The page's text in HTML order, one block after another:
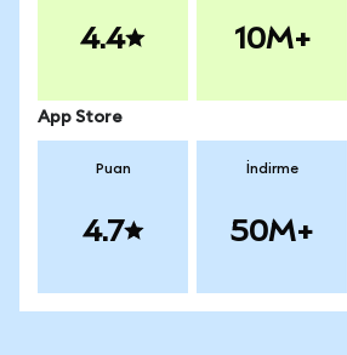
4.4 10M+
App Store
Puan
4.7
İndirme
50M+